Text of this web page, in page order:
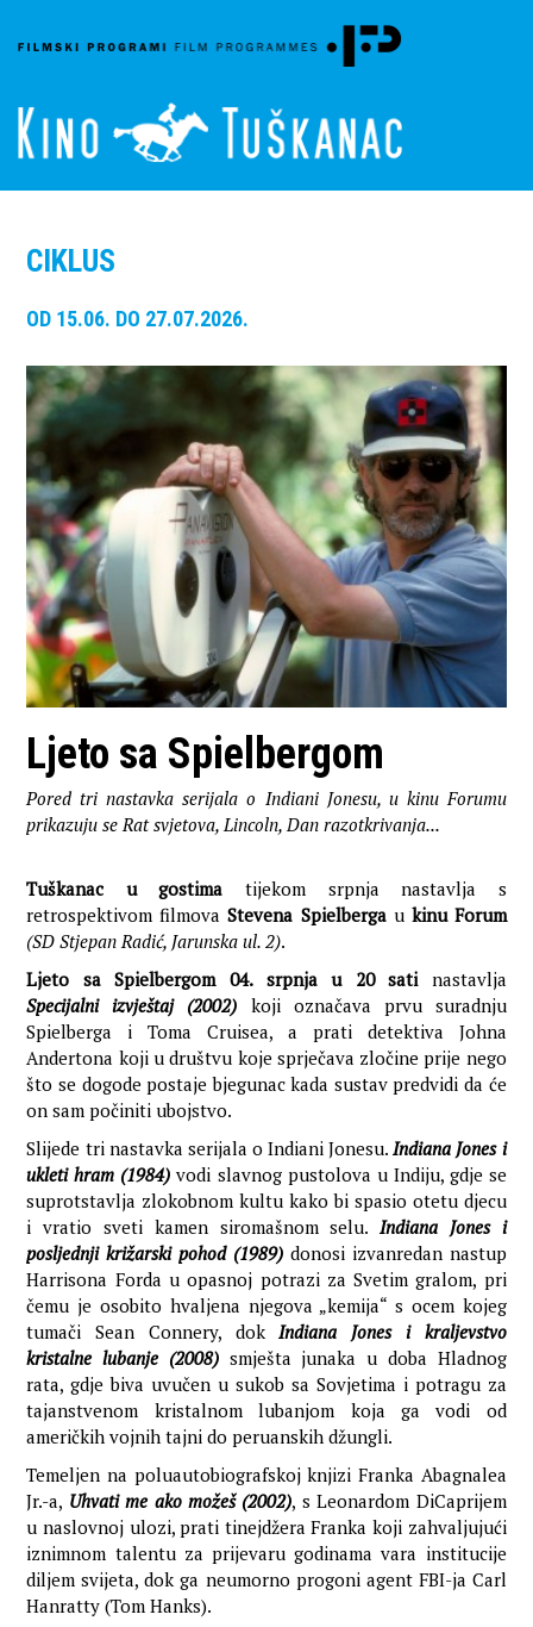
CIKLUS
OD 15.06. DO 27.07.2026.
Ljeto sa Spielbergom
Pored tri nastavka serijala o Indiani Jonesu, u kinu Forumu
prikazuju se Rat svjetova, Lincoln, Dan razotkrivanja...
Tuškanac u gostima tijekom srpnja nastavlja s
retrospektivom filmovaStevena Spielberga u kinu Forum
(SD Stjepan Radić, Jarunska ul. 2).
Ljeto sa Spielbergom 04. srpnja u 20 sati nastavlja
Specijalni izvještaj (2002) koji označava prvu suradnju
Spielberga i Toma Cruisea, a prati detektiva Johna
Andertona koji u društvu koje sprječava zločine prije nego
što se dogode postaje bjegunac kada sustav predvidi da će
on sam počiniti ubojstvo.
Slijede tri nastavka serijala o Indiani Jonesu.Indiana Jones i
ukleti hram (1984) vodi slavnog pustolova u Indiju, gdje se
suprotstavlja zlokobnom kultu kako bi spasio otetu djecu
i vratio sveti kamen siromašnom selu.Indiana Jones i
posljednji križarski pohod (1989) donosi izvanredan nastup
Harrisona Forda u opasnoj potrazi za Svetim gralom, pri
čemu je osobito hvaljena njegova „kemija“ s ocem kojeg
tumači Sean Connery, dokIndiana Jones i kraljevstvo
kristalne lubanje (2008) smješta junaka u doba Hladnog
rata, gdje biva uvučen u sukob sa Sovjetima i potragu za
tajanstvenom kristalnom lubanjom koja ga vodi od
američkih vojnih tajni do peruanskih džungli.
Temeljen na poluautobiografskoj knjizi Franka Abagnalea
Jr.-a, Uhvati me ako možeš (2002), s Leonardom DiCaprijem
u naslovnoj ulozi, prati tinejdžera Franka koji zahvaljujući
iznimnom talentu za prijevaru godinama vara institucije
diljem svijeta, dok ga neumorno progoni agent FBI-ja Carl
Hanratty (Tom Hanks).